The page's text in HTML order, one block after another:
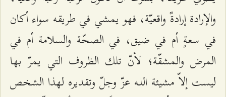
والإرادة إرادةٌ واقعيّة، فهو يمشي في طريقه سواء أكان
في سعةٍ أم في ضيق، في الصحّة والسلامة أم في
المرض والمشقّة؛ لأنّ تلك الظروف التي يمرّ بها
ليست إلاّ مشيئة اللـه عزّ وجلّ وتقديره لهذا الشخص